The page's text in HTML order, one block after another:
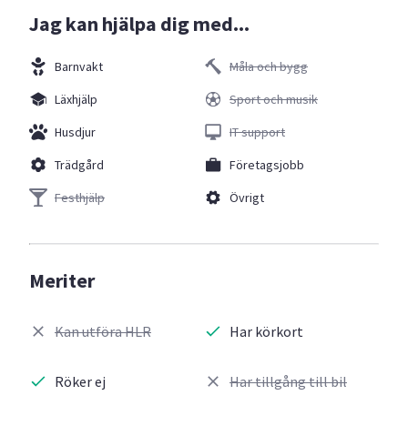
Jag kan hjälpa dig med...
Barnvakt
Läxhjälp
Husdjur
Trädgård
Festhjälp
Måla och bygg
Sport och musik
IT support
Företagsjobb
Övrigt
Meriter
Kan utföra HLR
Röker ej
Har körkort
Har tillgång till bil